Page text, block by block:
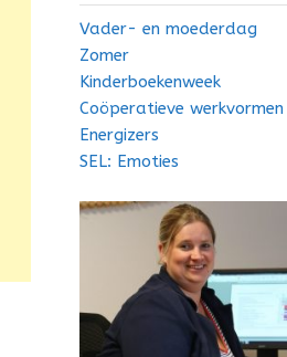
Vader- en moederdag
Zomer
Kinderboekenweek
Coöperatieve werkvormen
Energizers
SEL: Emoties